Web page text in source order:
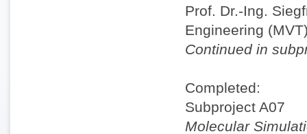
Prof. Dr.-Ing.
Engineering
Continued in
Completed:
Subproject A07
Molecular